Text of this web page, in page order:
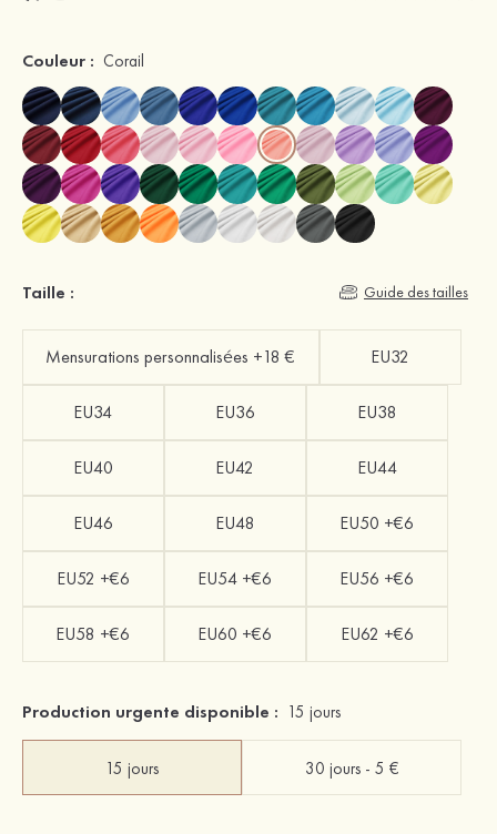
Couleur : Corail
Taille : Guide des tailles
Mensurations personnalisées +18 € EU32
EU34 EU36 EU38
EU40 EU42 EU44
EU46 EU48 EU50 +€6
EU52 +€6 EU54 +€6 EU56 +€6
EU58 +€6 EU60 +€6 EU62 +€6
Production urgente disponible : 15 jours
15 jours 30 jours - 5 €